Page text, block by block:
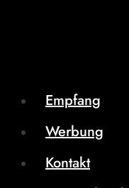
Empfang
Werbung
Kontakt